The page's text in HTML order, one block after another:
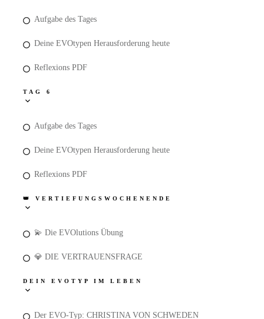
Aufgabe des Tages
Deine EVOtypen Herausforderung heute
Reflexions PDF
TAG 6
Aufgabe des Tages
Deine EVOtypen Herausforderung heute
Reflexions PDF
👑 VERTIEFUNGSWOCHENENDE
💫 Die EVOlutions Übung
💎 DIE VERTRAUENSFRAGE
DEIN EVOTYP IM LEBEN
Der EVO-Typ: CHRISTINA VON SCHWEDEN